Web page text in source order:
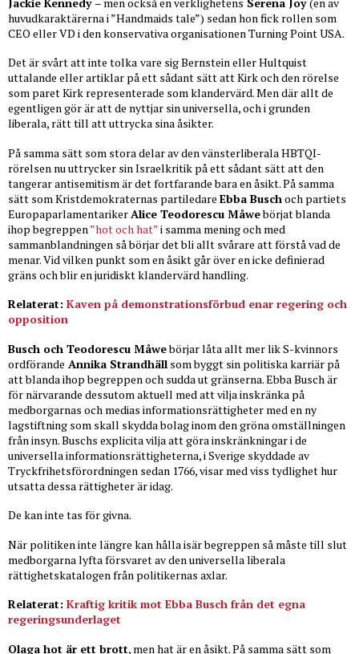
huvudkaraktärerna i ”Handmaids tale”) sedan hon fick rollen som
CEO eller VD i den konservativa organisationen Turning Point USA.
Det är svårt att inte tolka vare sig Bernstein eller Hultquist
uttalande eller artiklar på ett sådant sätt att Kirk och den rörelse
som paret Kirk representerade som klandervärd. Men där allt de
egentligen gör är att de nyttjar sin universella, och i grunden
liberala, rätt till att uttrycka sina åsikter.
På samma sätt som stora delar av den vänsterliberala HBTQI-
rörelsen nu uttrycker sin Israelkritik på ett sådant sätt att den
tangerar antisemitism är det fortfarande bara en åsikt. På samma
sätt som Kristdemokraternas partiledare Ebba Buschoch partiets
EuropaparlamentarikerAlice Teodorescu Måwebörjat blanda
ihop begreppen”hot och hat”i samma mening och med
sammanblandningen så börjar det bli allt svårare att förstå vad de
menar. Vid vilken punkt som en åsikt går över en icke definierad
gräns och blir en juridiskt klandervärd handling.
Relaterat: Kaven på demonstrationsförbud enar regering och
opposition
Busch och Teodorescu Måwebörjar låta allt mer lik S-kvinnors
ordförande Annika Strandhäll som byggt sin politiska karriär på
att blanda ihop begreppen och sudda ut gränserna. Ebba Busch är
för närvarande dessutom aktuell med att vilja inskränka på
medborgarnas och medias informationsrättigheter med en ny
lagstiftning som skall skydda bolag inom den gröna omställningen
från insyn. Buschs explicita vilja att göra inskränkningar i de
universella informationsrättigheterna, i Sverige skyddade av
Tryckfrihetsförordningen sedan 1766, visar med viss tydlighet hur
utsatta dessa rättigheter är idag.
De kan inte tas för givna.
När politiken inte längre kan hålla isär begreppen så måste till slut
medborgarna lyfta försvaret av den universella liberala
rättighetskatalogen från politikernas axlar.
Relaterat: Kraftig kritik mot Ebba Busch från det egna
regeringsunderlaget
Olaga hot är ett brott, men hat är en åsikt. På samma sätt som